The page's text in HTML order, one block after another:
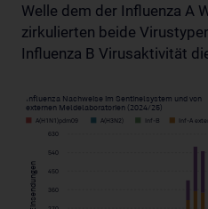
Welle dem der Influenza A
zirkulierten beide
Influenza B Virusaktivität